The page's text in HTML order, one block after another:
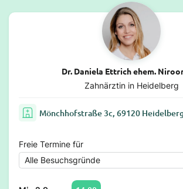
Dr. Daniela Ettrich ehem.
Zahnärztin in Heidelberg
Mönchhofstraße 3c, 69120
Freie Termine für